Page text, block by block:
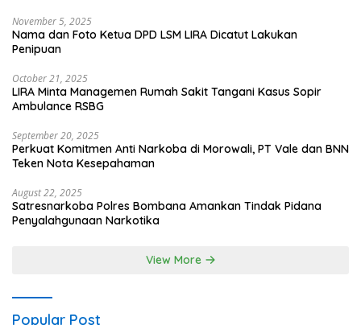
November 5, 2025
Nama dan Foto Ketua DPD LSM LIRA Dicatut Lakukan
Penipuan
October 21, 2025
LIRA Minta Managemen Rumah Sakit Tangani Kasus Sopir
Ambulance RSBG
September 20, 2025
Perkuat Komitmen Anti Narkoba di Morowali, PT Vale dan BNN
Teken Nota Kesepahaman
August 22, 2025
Satresnarkoba Polres Bombana Amankan Tindak Pidana
Penyalahgunaan Narkotika
View More
Popular Post